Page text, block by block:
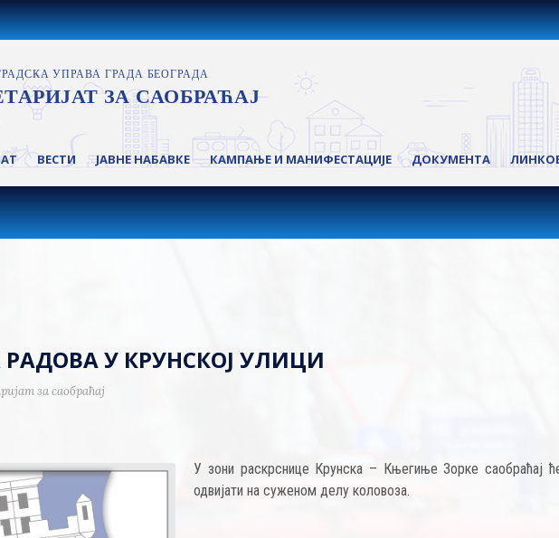
ВЕСТИ ЈАВНЕ НАБАВКЕ КАМПАЊЕ И МАНИФЕСТАЦИЈЕ ДОКУМЕНТА
У КРУНСКОЈ УЛИЦИ
за саобраћај
У зони раскрснице Крунска – Књегиње Зорке саобраћај
одвијати на суженом делу коловоза.